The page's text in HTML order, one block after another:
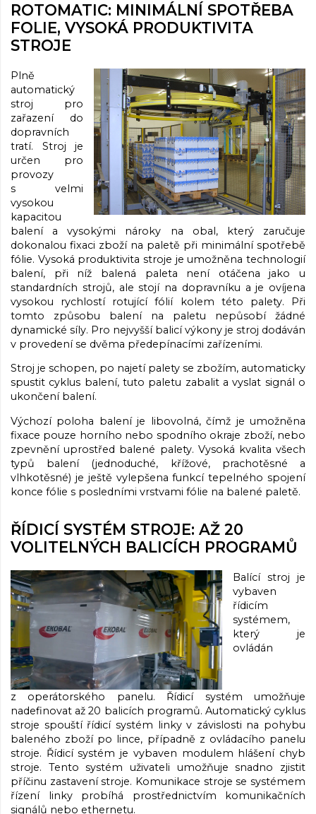
ROTOMATIC: MINIMÁLNÍ SPOTŘEBA
FOLIE, VYSOKÁ PRODUKTIVITA
STROJE
Plně
automatický
stroj pro
zařazení do
dopravních
tratí. Stroj je
určen pro
provozy
s velmi
vysokou
kapacitou
balení a vysokými nároky na obal, který zaručuje
dokonalou fixaci zboží na paletě při minimální spotřebě
fólie. Vysoká produktivita stroje je umožněna technologií
balení, při níž balená paleta není otáčena jako u
standardních strojů, ale stojí na dopravníku a je ovíjena
vysokou rychlostí rotující fólií kolem této palety. Při
tomto způsobu balení na paletu nepůsobí žádné
dynamické síly. Pro nejvyšší balicí výkony je stroj dodáván
v provedení se dvěma předepínacími zařízeními.
Stroj je schopen, po najetí palety se zbožím, automaticky
spustit cyklus balení, tuto paletu zabalit a vyslat signál o
ukončení balení.
Výchozí poloha balení je libovolná, čímž je umožněna
fixace pouze horního nebo spodního okraje zboží, nebo
zpevnění uprostřed balené palety. Vysoká kvalita všech
typů balení (jednoduché, křížové, prachotěsné a
vlhkotěsné) je ještě vylepšena funkcí tepelného spojení
konce fólie s posledními vrstvami fólie na balené paletě.
ŘÍDICÍ SYSTÉM STROJE: AŽ 20
VOLITELNÝCH BALICÍCH PROGRAMŮ
Balící stroj je
vybaven
řídicím
systémem,
který je
ovládán
z operátorského panelu. Řídicí systém umožňuje
nadefinovat až 20 balicích programů. Automatický cyklus
stroje spouští řídicí systém linky v závislosti na pohybu
baleného zboží po lince, případně z ovládacího panelu
stroje. Řídicí systém je vybaven modulem hlášení chyb
stroje. Tento systém uživateli umožňuje snadno zjistit
příčinu zastavení stroje. Komunikace stroje se systémem
řízení linky probíhá prostřednictvím komunikačních
signálů nebo ethernetu.